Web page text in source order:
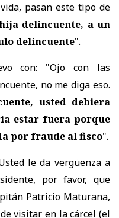
pasan este tipo de
delincuente, a un
delincuente".
con: "Ojo con las
no me diga eso.
usted debiera
estar fuera porque
por fraude al fisco".
le da vergüenza a
por favor, que
Patricio Maturana,
visitar en la cárcel (el